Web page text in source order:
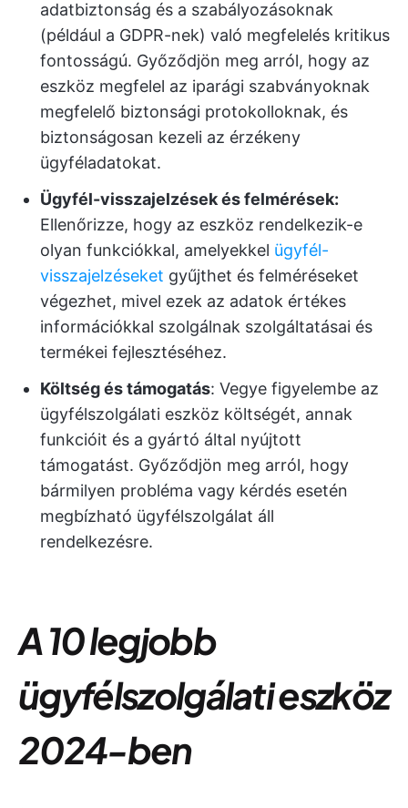
adatbiztonság és a szabályozásoknak
(például a GDPR-nek) való megfelelés kritikus
fontosságú. Győződjön meg arról, hogy az
eszköz megfelel az iparági szabványoknak
megfelelő biztonsági protokolloknak, és
biztonságosan kezeli az érzékeny
ügyféladatokat.
Ügyfél-visszajelzések és felmérések:
Ellenőrizze, hogy az eszköz rendelkezik-e
olyan funkciókkal, amelyekkel ügyfél-
visszajelzéseket gyűjthet és felméréseket
végezhet, mivel ezek az adatok értékes
információkkal szolgálnak szolgáltatásai és
termékei fejlesztéséhez.
Költség és támogatás: Vegye figyelembe az
ügyfélszolgálati eszköz költségét, annak
funkcióit és a gyártó által nyújtott
támogatást. Győződjön meg arról, hogy
bármilyen probléma vagy kérdés esetén
megbízható ügyfélszolgálat áll
rendelkezésre.
A 10 legjobb
ügyfélszolgálati eszköz
2024-ben